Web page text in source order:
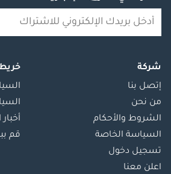
شركة
إتصل بنا
من نحن
الشروط والأحكام
السياسة الخاصة
تسجيل دخول
اعلن معنا
قم